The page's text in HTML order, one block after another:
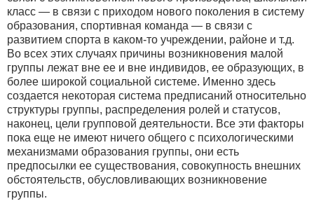
класс — в связи с приходом нового поколения в систему
образования, спортивная команда — в связи с
развитием спорта в каком-то учреждении, районе и т.д.
Во всех этих случаях причины возникновения малой
группы лежат вне ее и вне индивидов, ее образующих, в
более широкой социальной системе. Именно здесь
создается некоторая система предписаний относительно
структуры группы, распределения ролей и статусов,
наконец, цели групповой деятельности. Все эти факторы
пока еще не имеют ничего общего с психологическими
механизмами образования группы, они есть
предпосылки ее существования, совокупность внешних
обстоятельств, обусловливающих возникновение
группы.